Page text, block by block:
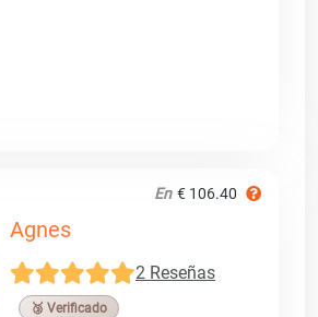
En € 106.40
Agnes
2 Reseñas
🥉 Verificado